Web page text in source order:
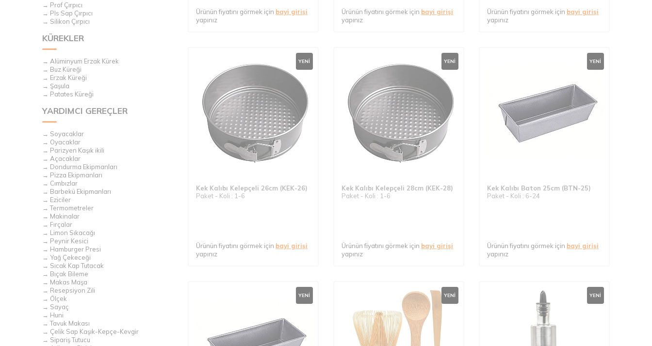
→ Prof Çırpıcı
→ Pls Sap Çırpıcı
→ Silikon Çırpıcı
KÜREKLER
→ Alüminyum Erzak Kürek
→ Buz Küreği
→ Erzak Küreği
→ Şaşula
→ Patates Küreği
YARDIMCI GEREÇLER
→ Soyacaklar
→ Oyacaklar
→ Parizyen Kaşık ikili
→ Açacaklar
→ Dondurma Ekipmanları
→ Pizza Ekipmanları
→ Cımbızlar
→ Barbekü Ekipmanları
→ Eziciler
→ Termometreler
→ Makinalar
→ Fırçalar
→ Limon Sıkacağı
→ Peynir Kesici
→ Hamburger Presi
→ Yağ Çekeceği
→ Sıcak Kap Tutacak
→ Bıçak Bileme
→ Makas Maşa
→ Resepsiyon Zili
→ Ölçek
→ Sayaç
→ Huni
→ Tavuk Makası
→ Çelik Sap Kaşık-Kepçe-Kevgir
→ Sipariş Tutucu
Ürünün fiyatını görmek için bayi girişi
yapınız
Ürünün fiyatını görmek için bayi girişi
yapınız
Ürünün fiyatını görmek için bayi girişi
yapınız
YENI
Kek Kalıbı Kelepçeli 26cm (KEK-26)
Paket - Koli : 1-6
Ürünün fiyatını görmek için bayi girişi
yapınız
YENI
Kek Kalıbı Kelepçeli 28cm (KEK-28)
Paket - Koli : 1-6
Ürünün fiyatını görmek için bayi girişi
yapınız
YENI
Kek Kalıbı Baton 25cm (BTN-25)
Paket - Koli : 6-24
Ürünün fiyatını görmek için bayi girişi
yapınız
YENI YENI YENI